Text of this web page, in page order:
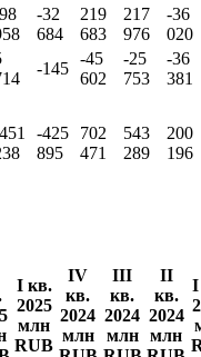
-32
684
219
683
217
976
-36
020
-145
-45
602
-25
753
-36
381
-425
895
702
471
543
289
200
196
I кв.
2025
млн
RUB
IV
кв.
2024
млн
III
кв.
2024
млн
II
кв.
2024
млн
I